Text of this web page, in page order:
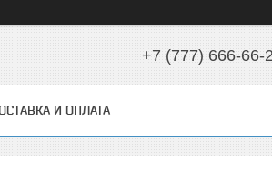
+7 (777) 666-66-
И ОПЛАТА